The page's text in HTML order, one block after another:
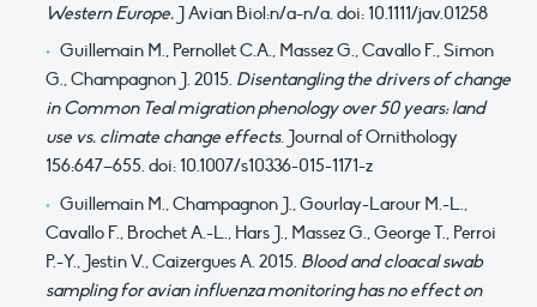
Western Europe. J Avian Biol:n/a-n/a. doi: 10.1111/jav.01258
Guillemain M., Pernollet C.A., Massez G., Cavallo F., Simon
G., Champagnon J. 2015. Disentangling the drivers of change
in Common Teal migration phenology over 50 years: land
use vs. climate change effects. Journal of Ornithology
156:647–655. doi: 10.1007/s10336-015-1171-z
Guillemain M., Champagnon J., Gourlay-Larour M.-L.,
Cavallo F., Brochet A.-L., Hars J., Massez G., George T., Perroi
P.-Y., Jestin V., Caizergues A. 2015. Blood and cloacal swab
sampling for avian influenza monitoring has no effect on